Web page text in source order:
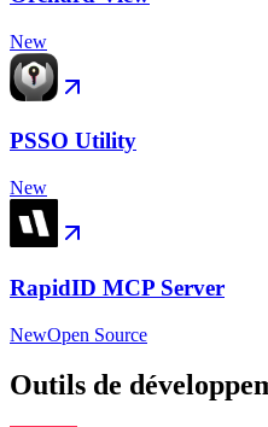
New
PSSO Utility
New
RapidID MCP Server
NewOpen Source
Outils de